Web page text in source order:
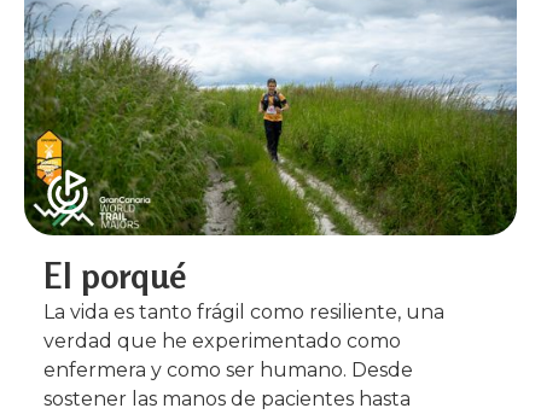
El porqué
La vida es tanto frágil como resiliente, una
verdad que he experimentado como
enfermera y como ser humano. Desde
sostener las manos de pacientes hasta